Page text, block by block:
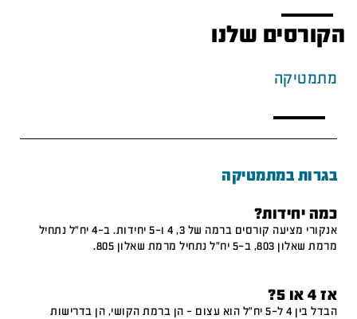
הקורסים שלנו
מתמטיקה
בגרות במתמטיקה
כמה יחידות?
אנקורי מציעה קורסים ברמה של 3, 4 ו-5 יחידות. ב-4 יח"ל נתחיל
מרמת שאלון 803, ב-5 יח"ל נתחיל מרמת שאלון 805.
אז 4 או 5?
הבדל בין 4 ל-5 יח"ל הוא עצום – הן ברמת הקושי, הן בדרישות